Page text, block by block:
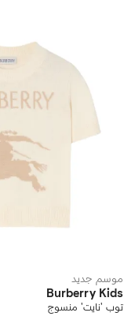
موسم جديد
Burberry Kids
توب 'نايت' منسوج